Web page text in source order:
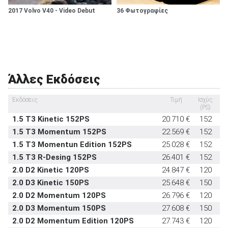
Πλευρικοί αερόσακοι πίσω καθίσματος δεν διατίθεται
έκτακτη ανάγκη
Υποδοχή παιδικού καθίσματος ISOFIX
στάνταρντ
Σύστημα αυτόματου παρκαρίσματος
2017 Volvo V40 - Video Debut 36 Φωτογραφίες
Άλλες Εκδόσεις
Εκδόσεις Τιμή
Ισχύς
(PS)
1.5 T3 Kinetic 152PS 20.710 €
152
1.5 T3 Momentum 152PS
22.569 €
152
1.5 T3 Momentun Edition 152PS
25.028 €
152
1.5 T3 R-Desing 152PS
26.401 €
152
2.0 D2 Kinetic 120PS
24.847 €
120
2.0 D3 Kinetic 150PS
25.648 €
150
2.0 D2 Momentum 120PS
26.796 €
120
2.0 D3 Momentum 150PS
27.608 €
150
2.0 D2 Momentum Edition 120PS
27.743 € 120